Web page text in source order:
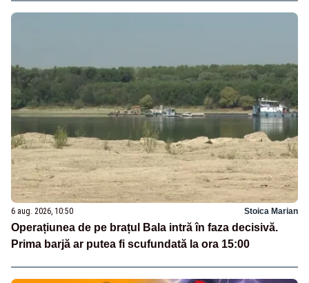
6 aug. 2026, 10:50 Stoica Marian
Operațiunea de pe brațul Bala intră în faza decisivă.
Prima barjă ar putea fi scufundată la ora 15:00